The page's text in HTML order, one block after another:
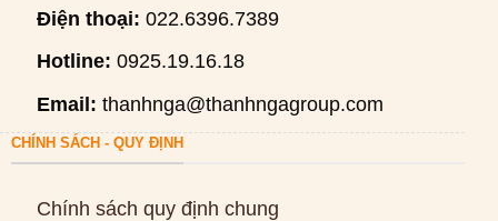
Điện thoại: 022.6396.7389
Hotline: 0925.19.16.18
Email: thanhnga@thanhngagroup.com
CHÍNH SÁCH - QUY ĐỊNH
Chính sách quy định chung